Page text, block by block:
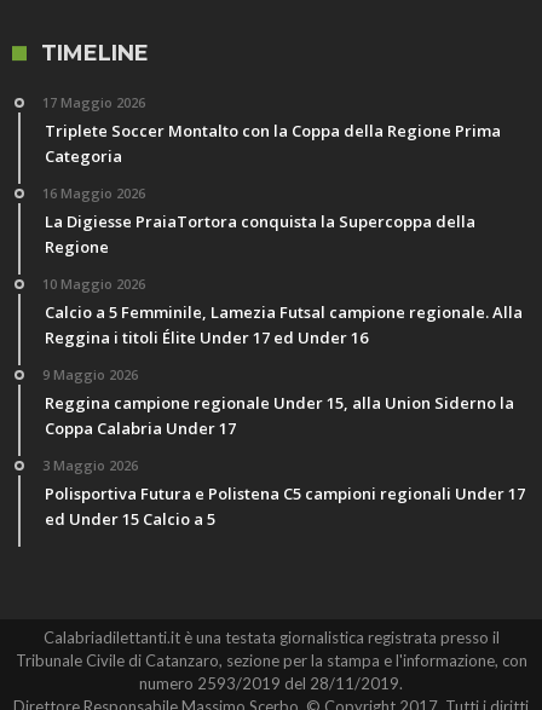
TIMELINE
17 Maggio 2026
Triplete Soccer Montalto con la Coppa della Regione Prima
Categoria
16 Maggio 2026
La Digiesse PraiaTortora conquista la Supercoppa della
Regione
10 Maggio 2026
Calcio a 5 Femminile, Lamezia Futsal campione regionale. Alla
Reggina i titoli Élite Under 17 ed Under 16
9 Maggio 2026
Reggina campione regionale Under 15, alla Union Siderno la
Coppa Calabria Under 17
3 Maggio 2026
Polisportiva Futura e Polistena C5 campioni regionali Under 17
ed Under 15 Calcio a 5
Calabriadilettanti.it è una testata giornalistica registrata presso il
Tribunale Civile di Catanzaro, sezione per la stampa e l'informazione, con
numero 2593/2019 del 28/11/2019.